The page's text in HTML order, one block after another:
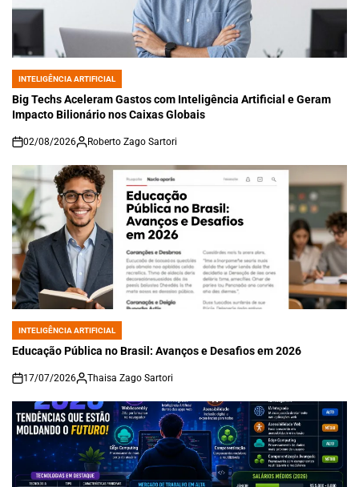
POSTED
IN
INTELIGÊNCIA ARTIFICIAL
Big Techs Aceleram Gastos com Inteligência Artificial e Geram
Impacto Bilionário nos Caixas Globais
on
02/08/2026 Roberto Zago Sartori
POSTED
IN
INTELIGÊNCIA ARTIFICIAL
Educação Pública no Brasil: Avanços e Desafios em 2026
on
17/07/2026 Thaisa Zago Sartori